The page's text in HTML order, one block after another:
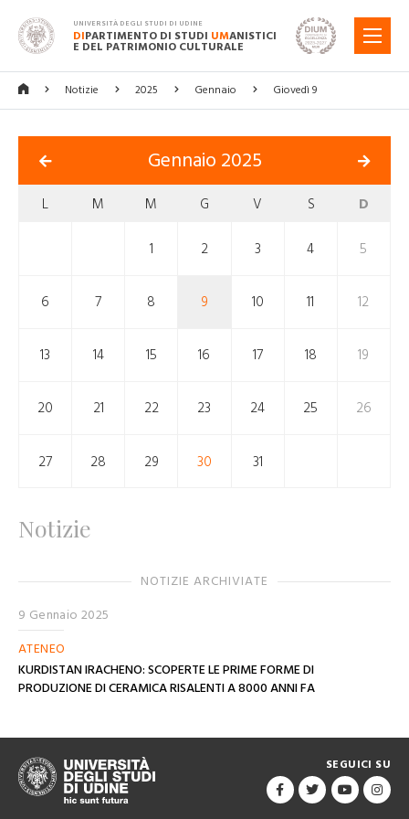
UNIVERSITÀ DEGLI STUDI DI UDINE
DIPARTIMENTO DI STUDI UMANISTICI
E DEL PATRIMONIO CULTURALE
MENU
Notizie 2025 Gennaio Giovedì 9
Gennaio 2025
L M M G V S D
1 2 3 4 5
6 7 8 9 10 11 12
13 14 15 16 17 18 19
20 21 22 23 24 25 26
27 28 29 30 31
Notizie
NOTIZIE ARCHIVIATE
9 Gennaio 2025
ATENEO
KURDISTAN IRACHENO: SCOPERTE LE PRIME FORME DI
PRODUZIONE DI CERAMICA RISALENTI A 8000 ANNI FA
SEGUICI SU